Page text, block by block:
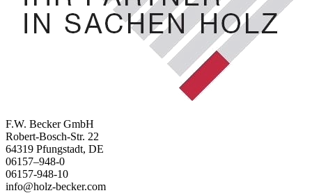
F.W. Becker GmbH
Robert-Bosch-Str. 22
64319 Pfungstadt, DE
06157–948-0
06157-948-10
info@holz-becker.com